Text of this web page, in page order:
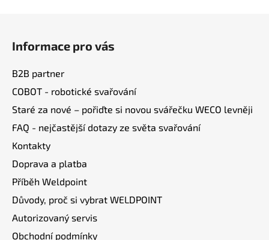
Informace pro vás
B2B partner
COBOT - robotické svařování
Staré za nové – pořiďte si novou svářečku WECO levněji
FAQ - nejčastější dotazy ze světa svařování
Kontakty
Doprava a platba
Příběh Weldpoint
Důvody, proč si vybrat WELDPOINT
Autorizovaný servis
Obchodní podmínky